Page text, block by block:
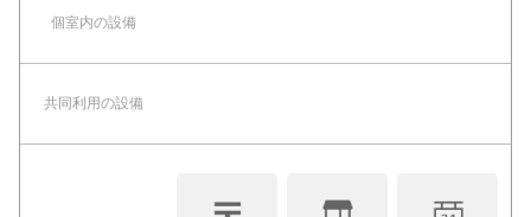
個室内の設備
共同利⽤の設備